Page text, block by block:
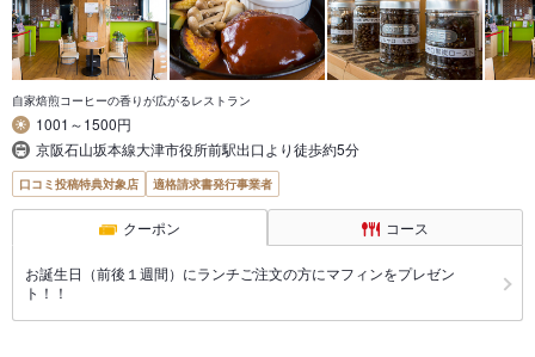
自家焙煎コーヒーの香りが広がるレストラン
1001～1500円
京阪石山坂本線大津市役所前駅出口より徒歩約5分
口コミ投稿特典対象店 適格請求書発行事業者
クーポン コース
お誕生日（前後１週間）にランチご注文の方にマフィンをプレゼン
ト！！